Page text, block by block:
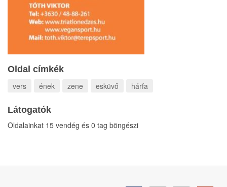
Oldal címkék
vers
ének zene esküvő hárfa
Látogatók
Oldalainkat 15 vendég és 0 tag böngészi